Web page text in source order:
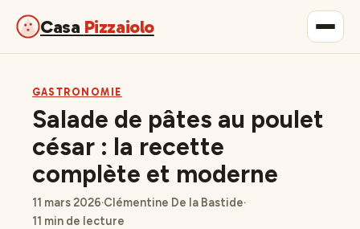
Casa Pizzaiolo
Maison & Déco
Lifestyle
GASTRONOMIE
Salade de pâtes au poulet
césar : la recette
complète et moderne
11 mars 2026·Clémentine De la Bastide·
11 min de lecture